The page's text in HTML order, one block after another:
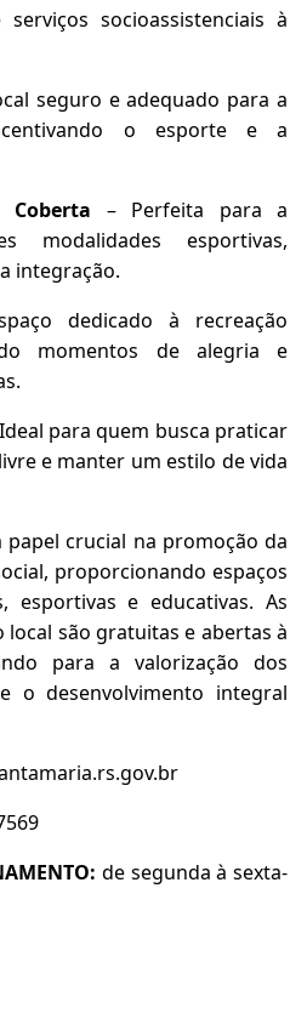
socioassistenciais à
seguro e adequado para a
o esporte e a
Coberta – Perfeita para a
modalidades esportivas,
integração.
dedicado à recreação
momentos de alegria e
para quem busca praticar
e manter um estilo de vida
papel crucial na promoção da
proporcionando espaços
esportivas e educativas. As
local são gratuitas e abertas à
para a valorização dos
o desenvolvimento integral
de segunda à sexta-